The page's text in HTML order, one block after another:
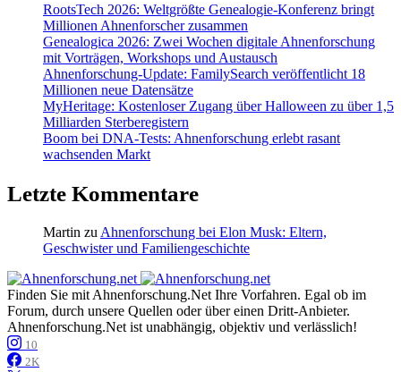
RootsTech 2026: Weltgrößte Genealogie-Konferenz bringt
Millionen Ahnenforscher zusammen
Genealogica 2026: Zwei Wochen digitale Ahnenforschung
mit Vorträgen, Workshops und Austausch
Ahnenforschung-Update: FamilySearch veröffentlicht 18
Millionen neue Datensätze
MyHeritage: Kostenloser Zugang über Halloween zu über 1,5
Milliarden Sterberegistern
Boom bei DNA-Tests: Ahnenforschung erlebt rasant
wachsenden Markt
Letzte Kommentare
Martin zu Ahnenforschung bei Elon Musk: Eltern,
Geschwister und Familiengeschichte
Finden Sie mit Ahnenforschung.Net Ihre Vorfahren. Egal ob im
Forum, durch unsere Quellen oder über einen Dritt-Anbieter.
Ahnenforschung.Net ist unabhängig, objektiv und verlässlich!
10
2K